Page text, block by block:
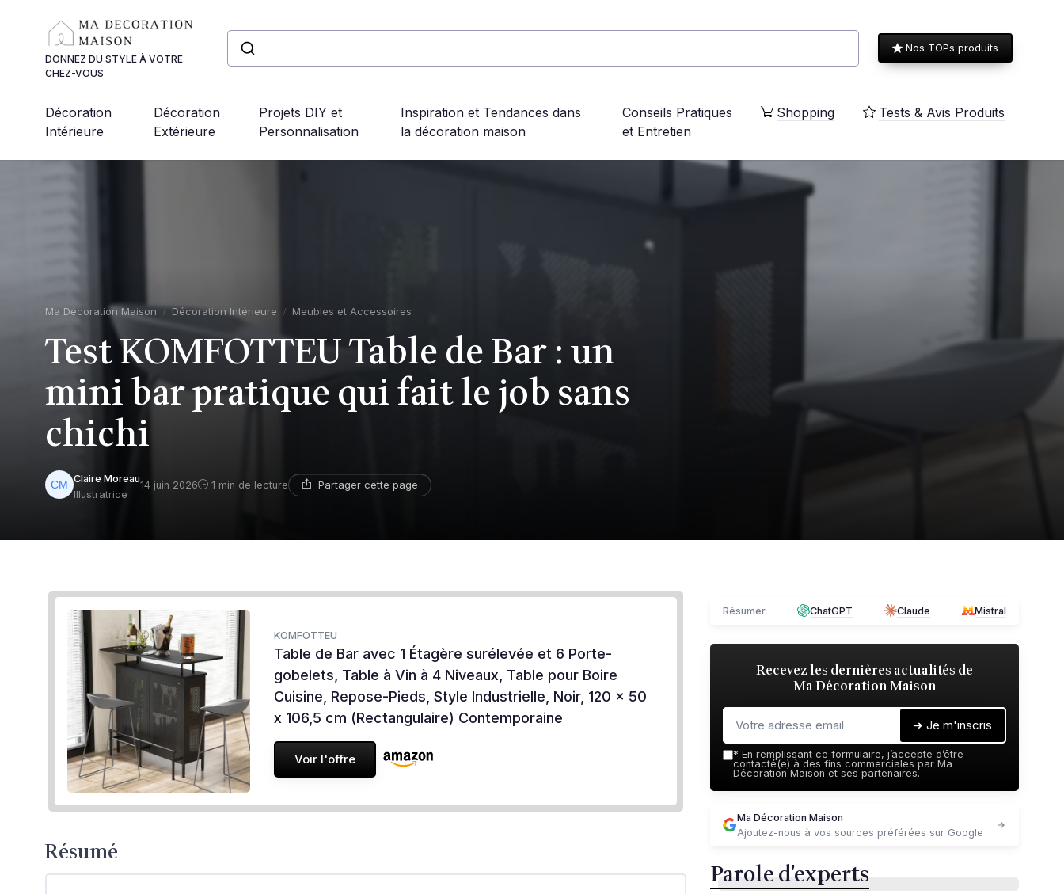
DONNEZ DU STYLE À VOTRE
CHEZ-VOUS
Nos TOPs produits
Décoration
Intérieure
Décoration
Extérieure
Projets DIY et
Personnalisation
Inspiration et Tendances dans
la décoration maison
Conseils Pratiques
et Entretien
Shopping Tests & Avis Produits
Ma Décoration Maison Décoration Intérieure Meubles et Accessoires
Test KOMFOTTEU Table de Bar : un
mini bar pratique qui fait le job sans
chichi
Claire Moreau
Illustratrice
14 juin 2026 1 min de lecture Partager cette page
KOMFOTTEU
Table de Bar avec 1 Étagère surélevée et 6 Porte-
gobelets, Table à Vin à 4 Niveaux, Table pour Boire
Cuisine, Repose-Pieds, Style Industrielle, Noir, 120 x 50
x 106,5 cm (Rectangulaire) Contemporaine
Voir l'offre
Résumé
Résumer ChatGPT Claude Mistral
Recevez les dernières actualités de
Ma Décoration Maison
➔ Je m'inscris
* En remplissant ce formulaire, j’accepte d’être
contacté(e) à des fins commerciales par Ma
Décoration Maison et ses partenaires.
Ma Décoration Maison
Ajoutez-nous à vos sources préférées sur Google
Parole d'experts